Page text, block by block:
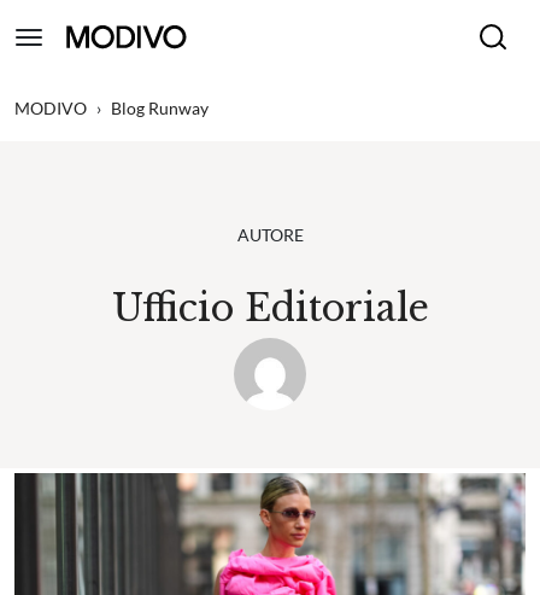
MODIVO › Blog Runway
AUTORE
Ufficio Editoriale